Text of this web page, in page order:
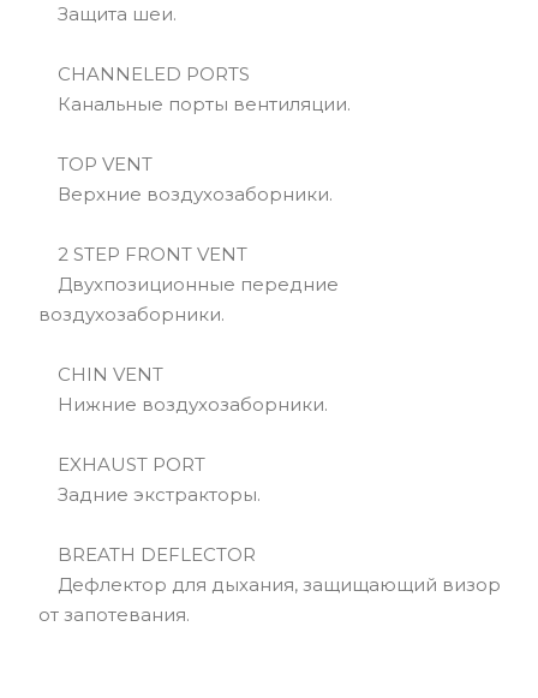
Защита шеи.
CHANNELED PORTS
Канальные порты вентиляции.
TOP VENT
Верхние воздухозаборники.
2 STEP FRONT VENT
Двухпозиционные передние
воздухозаборники.
CHIN VENT
Нижние воздухозаборники.
EXHAUST PORT
Задние экстракторы.
BREATH DEFLECTOR
Дефлектор для дыхания, защищающий визор
от запотевания.